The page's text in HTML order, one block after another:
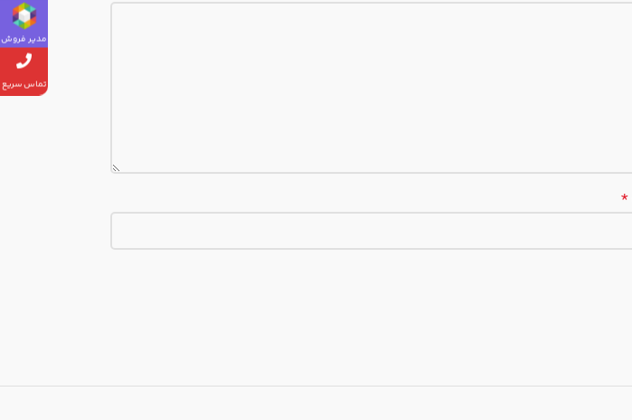
*
مدیر فروش
تماس سریع